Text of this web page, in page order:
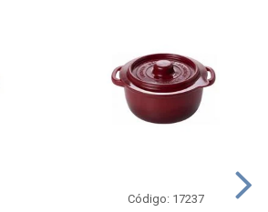
Código: 17237